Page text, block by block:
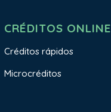
CRÉDITOS ONLINE
Créditos rápidos
Microcréditos